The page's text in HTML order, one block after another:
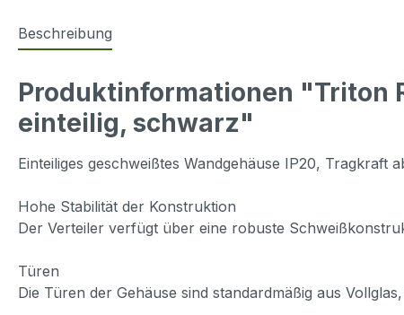
Beschreibung
Produktinformationen "Triton
einteilig, schwarz"
Einteiliges geschweißtes Wandgehäuse IP20, Tragkraft
Hohe Stabilität der Konstruktion
Der Verteiler verfügt über eine robuste
Türen
Die Türen der Gehäuse sind standardmäßig aus